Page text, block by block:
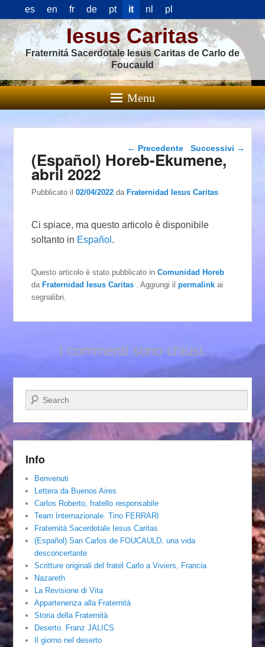
es en fr de pt it nl pl
Iesus Caritas
Fraternitá Sacerdotale Iesus Caritas de Carlo de
Foucauld
Menu
Navigazione articolo
← Precedente Successivi →
(Español) Horeb-Ekumene,
abril 2022
Pubblicato il02/04/2022 daFraternidad Iesus Caritas
Ci spiace, ma questo articolo è disponibile
soltanto in Español .
Questo articolo è stato pubblicato inComunidad Horeb
daFraternidad Iesus Caritas . Aggiungi ilpermalink ai
segnalibri.
I commenti sono chiusi.
Cerca
Info
Benvenuti
Lettera da Buenos Aires
Carlos Roberto, fratello responsabile
Team Internazionale. Tino FERRARI
Fraternità Sacerdotale Iesus Caritas
(Español) San Carlos de FOUCAULD, una vida
desconcertante
Scritture originali del fratel Carlo a Viviers, Francia
Nazareth
La Revisione di Vita
Appartenenza alla Fraternità
Storia della Fraternità
Deserto. Franz JALICS
Il giorno nel deserto